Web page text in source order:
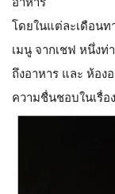
โดยในแต่ละเดือนท
เมนู จากเชฟ หนึ่ง
ถึงอาหาร และ ห้อ
ความชื่นชอบในเรื่อ